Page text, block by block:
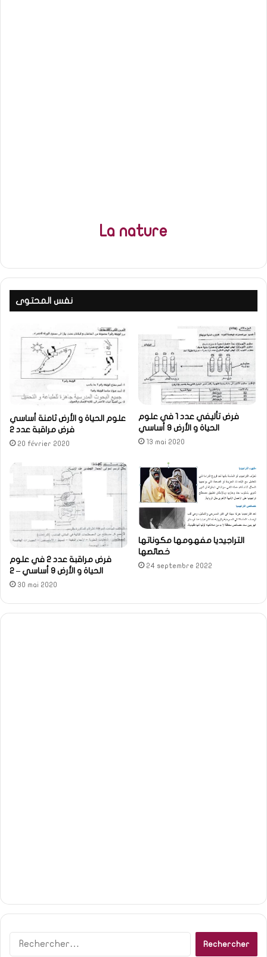
La nature
نفس المحتوى
علوم الحياة و الأرض ثامنة أساسي
فرض مراقبة عدد 2
20 février 2020
فرض تأليفي عدد 1 في علوم
الحياة و الأرض 9 أساسي
13 mai 2020
فرض مراقبة عدد 2 في علوم
الحياة و الأرض 9 أساسي – 2
30 mai 2020
التراجيديا مفهومها مكوناتها
خصائصها
24 septembre 2022